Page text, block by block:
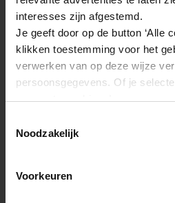
interesses zijn afgestemd.
Je geeft door op de button ‘Alle
klikken toestemming voor het
verwerken van op deze wijze
persoonsgegevens. Of je
gewenste cookies. Lees er
Noodzakelijk
Voorkeuren
Contactgegevens
Riddersmaweg 8
9291 NC, Kollum
Dranghekken Nederland is
mogelijk vanaf 08.30 uur.